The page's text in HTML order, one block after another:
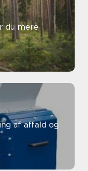
du mere